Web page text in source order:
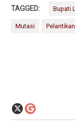
TAGGED: Bupati
Mutasi Pelantikan